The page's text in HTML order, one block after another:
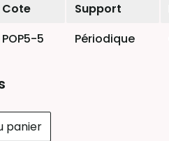
Cote Support
POP5-5 Périodique
panier